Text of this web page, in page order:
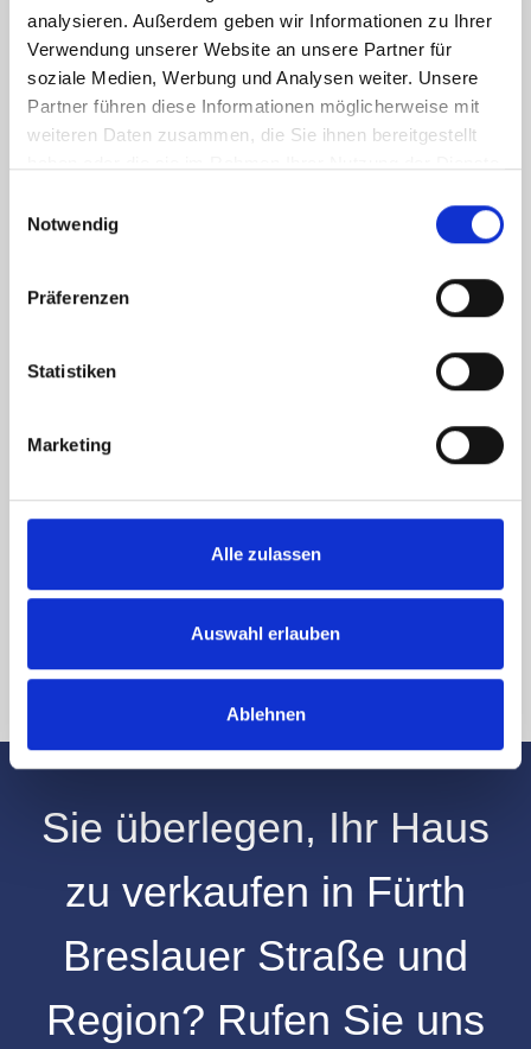
analysieren. Außerdem geben wir Informationen zu Ihrer
Verwendung unserer Website an unsere Partner für
soziale Medien, Werbung und Analysen weiter. Unsere
Partner führen diese Informationen möglicherweise mit
weiteren Daten zusammen, die Sie ihnen bereitgestellt
Notwendig
Präferenzen
Statistiken
Marketing
Alle zulassen
Auswahl erlauben
Ablehnen
Ich habe die
zur Kenntnis genommen. Ich stimme
elektronisch erhoben und gespeichert werden.
an info@hegerich-immobilien.de widerrufen. *
* Pflichtfelder
Absenden
Sie überlegen, Ihr Haus
zu verkaufen in Fürth
Breslauer Straße und
Region? Rufen Sie uns